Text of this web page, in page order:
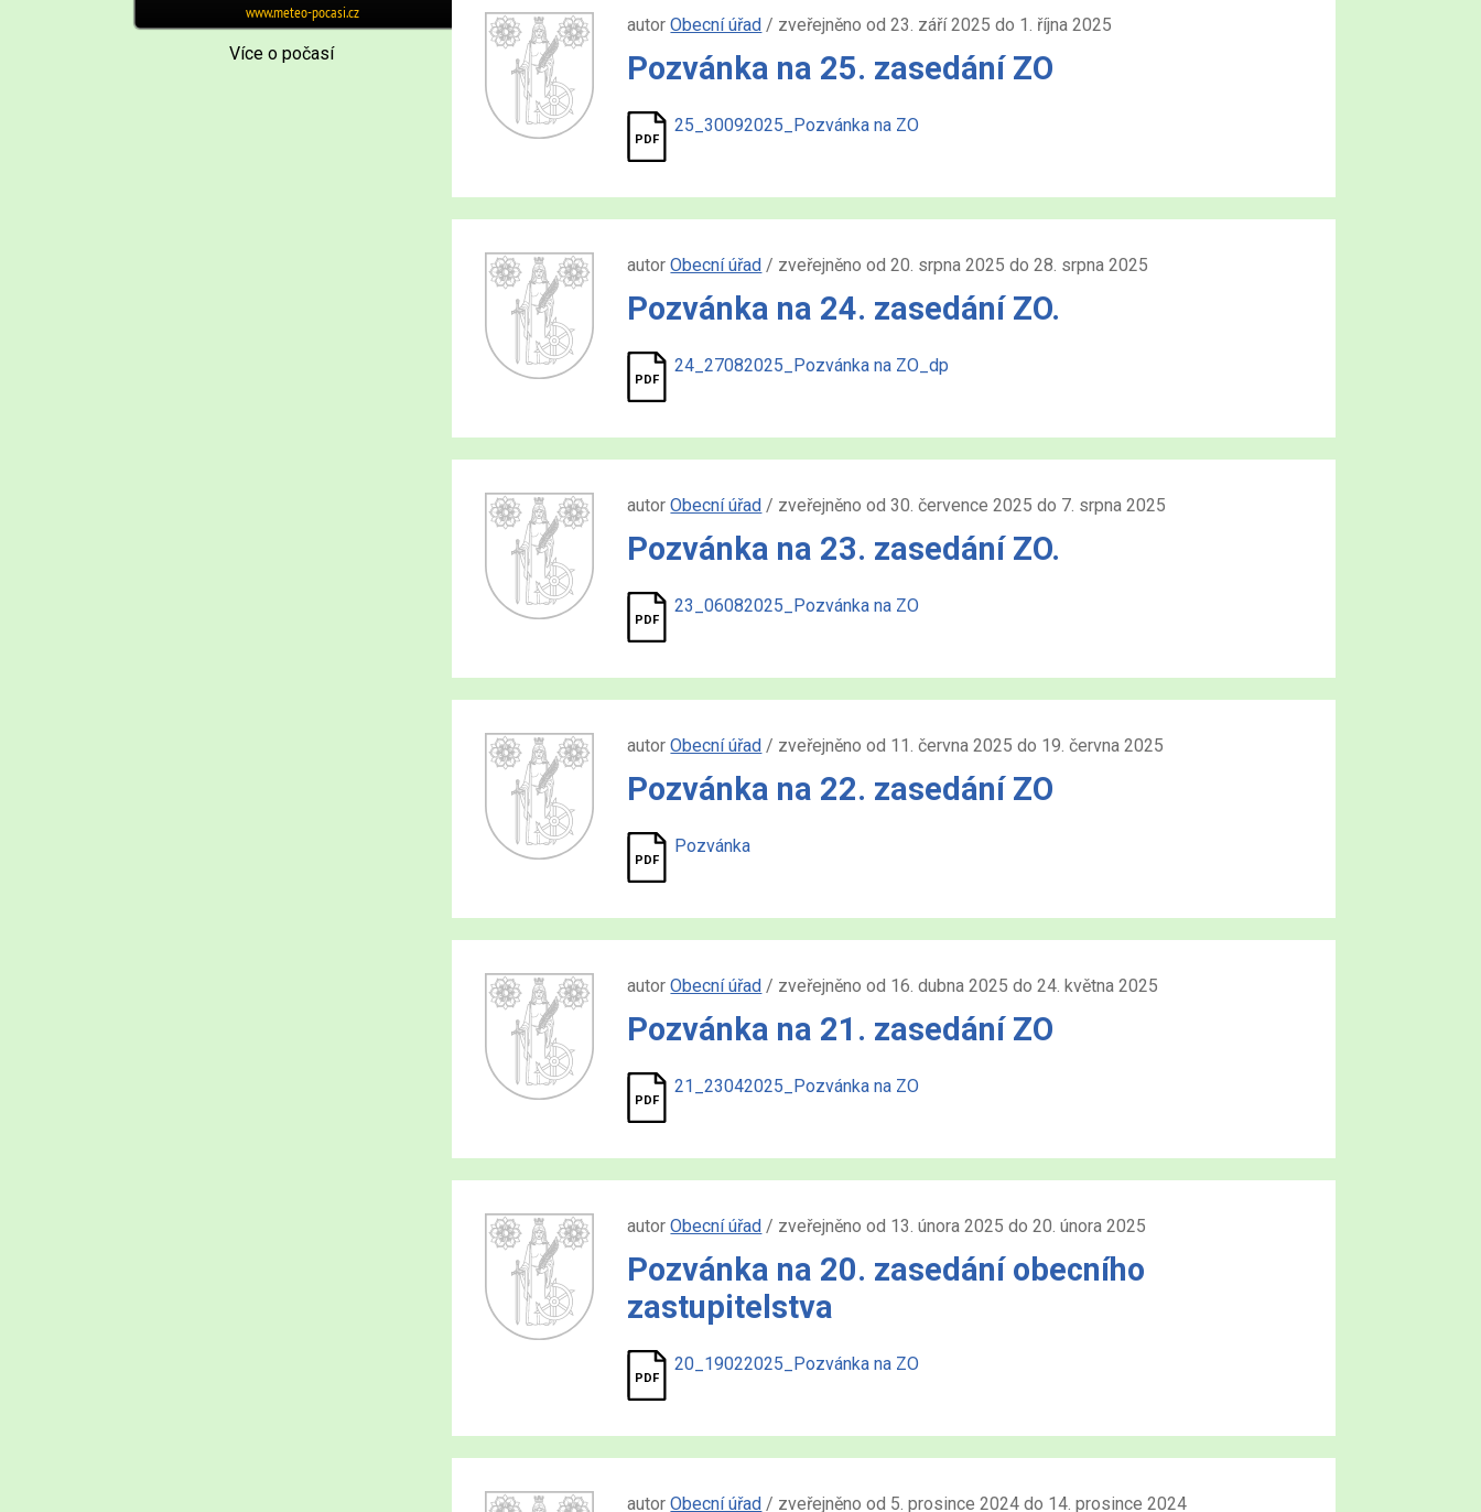
Více o počasí
autorObecní úřad / zveřejněno od 23. září 2025 do 1. října 2025
Pozvánka na 25. zasedání ZO
25_30092025_Pozvánka na ZO
autorObecní úřad / zveřejněno od 20. srpna 2025 do 28. srpna 2025
Pozvánka na 24. zasedání ZO.
24_27082025_Pozvánka na ZO_dp
autorObecní úřad / zveřejněno od 30. července 2025 do 7. srpna 2025
Pozvánka na 23. zasedání ZO.
23_06082025_Pozvánka na ZO
autorObecní úřad / zveřejněno od 11. června 2025 do 19. června 2025
Pozvánka na 22. zasedání ZO
Pozvánka
autorObecní úřad / zveřejněno od 16. dubna 2025 do 24. května 2025
Pozvánka na 21. zasedání ZO
21_23042025_Pozvánka na ZO
autorObecní úřad / zveřejněno od 13. února 2025 do 20. února 2025
Pozvánka na 20. zasedání obecního
zastupitelstva
20_19022025_Pozvánka na ZO
autorObecní úřad / zveřejněno od 5. prosince 2024 do 14. prosince 2024